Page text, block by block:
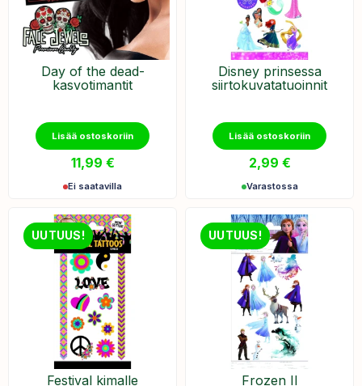
Day of the dead-
kasvotimantit
Lisää ostoskoriin
11,99 €
Ei saatavilla
Disney prinsessa
siirtokuvatatuoinnit
Lisää ostoskoriin
2,99 €
Varastossa
UUTUUS!
Festival kimalle
UUTUUS!
Frozen II